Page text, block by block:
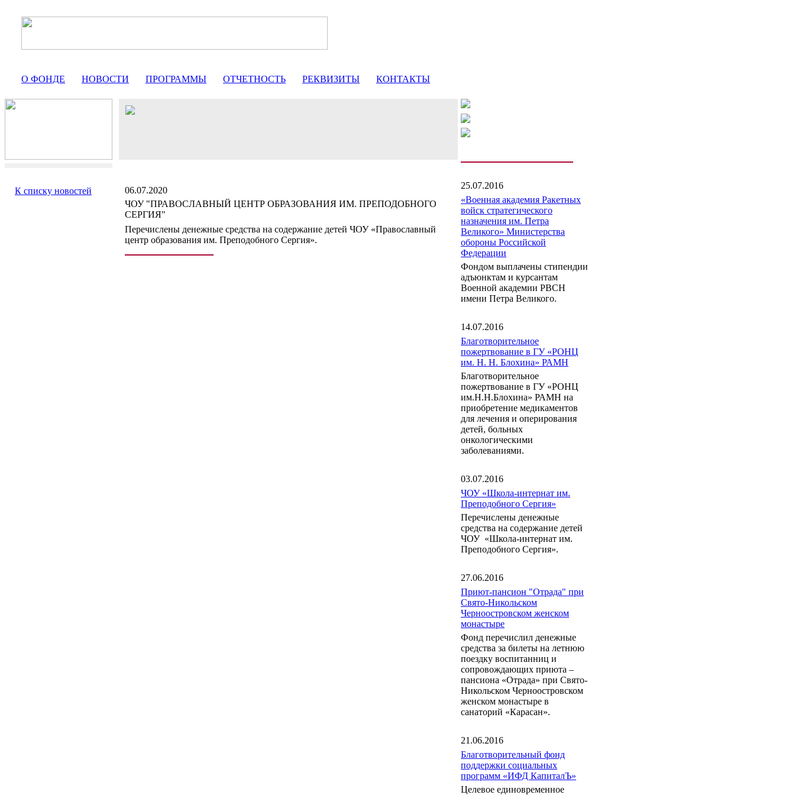
О ФОНДЕ НОВОСТИ ПРОГРАММЫ ОТЧЕТНОСТЬ РЕКВИЗИТЫ КОНТАКТЫ
К списку новостей
06.07.2020
ЧОУ "ПРАВОСЛАВНЫЙ ЦЕНТР ОБРАЗОВАНИЯ ИМ. ПРЕПОДОБНОГО
СЕРГИЯ"
Перечислены денежные средства на содержание детей ЧОУ «Православный
центр образования им. Преподобного Сергия».
25.07.2016
«Военная академия Ракетных
войск стратегического
назначения им. Петра
Великого» Министерства
обороны Российской
Федерации
Фондом выплачены стипендии
адъюнктам и курсантам
Военной академии РВСН
имени Петра Великого.
14.07.2016
Благотворительное
пожертвование в ГУ «РОНЦ
им. Н. Н. Блохина» РАМН
Благотворительное
пожертвование в ГУ «РОНЦ
им.Н.Н.Блохина» РАМН на
приобретение медикаментов
для лечения и оперирования
детей, больных
онкологическими
заболеваниями.
03.07.2016
ЧОУ «Школа-интернат им.
Преподобного Сергия»
Перечислены денежные
средства на содержание детей
ЧОУ «Школа-интернат им.
Преподобного Сергия».
27.06.2016
Приют-пансион "Отрада" при
Свято-Никольском
Черноостровском женском
монастыре
Фонд перечислил денежные
средства за билеты на летнюю
поездку воспитанниц и
сопровождающих приюта –
пансиона «Отрада» при Свято-
Никольском Черноостровском
женском монастыре в
санаторий «Карасан».
21.06.2016
Благотворительный фонд
поддержки социальных
программ «ИФД КапиталЪ»
Целевое единовременное